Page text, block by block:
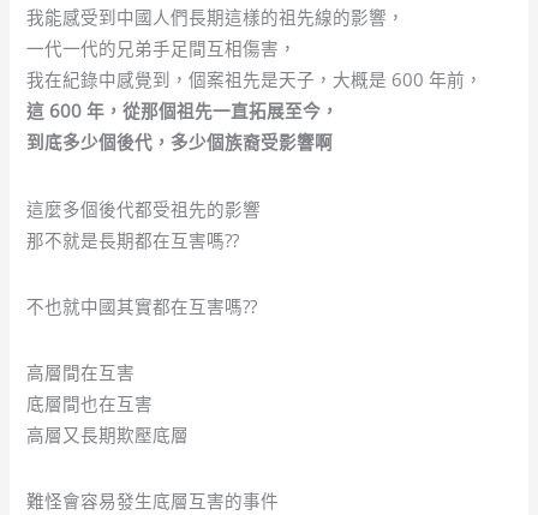
我能感受到中國人們長期這樣的祖先線的影響，
一代一代的兄弟手足間互相傷害，
我在紀錄中感覺到，個案祖先是天子，大概是 600 年前，
這 600 年，從那個祖先一直拓展至今，
到底多少個後代，多少個族裔受影響啊
這麼多個後代都受祖先的影響
那不就是長期都在互害嗎??
不也就中國其實都在互害嗎??
高層間在互害
底層間也在互害
高層又長期欺壓底層
難怪會容易發生底層互害的事件